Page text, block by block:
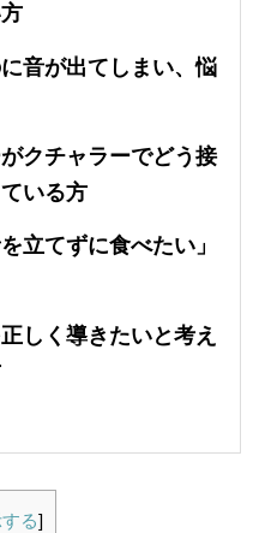
音が出てしまい、悩
クチャラーでどう接
いる方
立てずに食べたい」
しく導きたいと考え
る]